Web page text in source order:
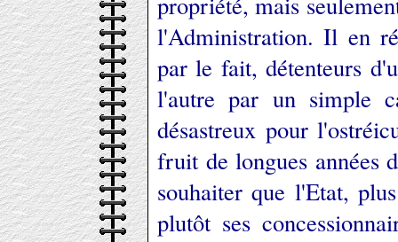
l'Administration. Il en
par le fait, détenteurs
l'autre par un simple
désastreux pour
fruit de longues années
souhaiter que l'Etat,
plutôt ses